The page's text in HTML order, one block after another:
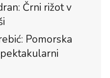
Črni rižot v
Pomorska